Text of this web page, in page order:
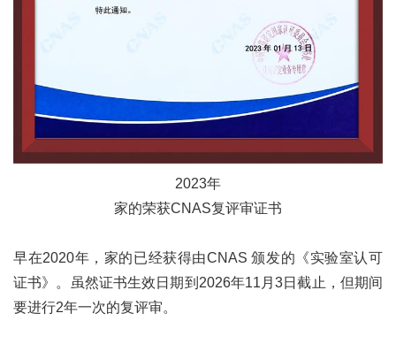
2023年
家的荣获CNAS复评审证书
早在2020年，家的已经获得由CNAS颁发的《实验室认可
证书》。虽然证书生效日期到 2026年11 月3日截止，但期间
要进行2年一次的复评审。